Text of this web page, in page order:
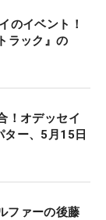
のイベント！
ラック』の
！オデッセイ
ター、5月15日
ファーの後藤